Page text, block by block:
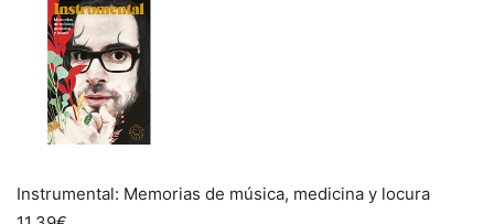
Instrumental: Memorias de música, medicina y locura